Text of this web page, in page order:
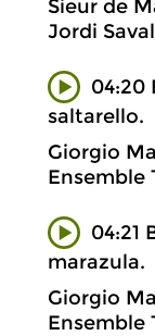
Sieur de
Jordi
04:20
saltarello.
Giorgio
Ensemble
04:21
marazula.
Giorgio
Ensemble